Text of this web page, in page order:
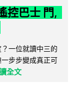
控巴士 門,
一位就讀中三的
步步變成真正可
全文